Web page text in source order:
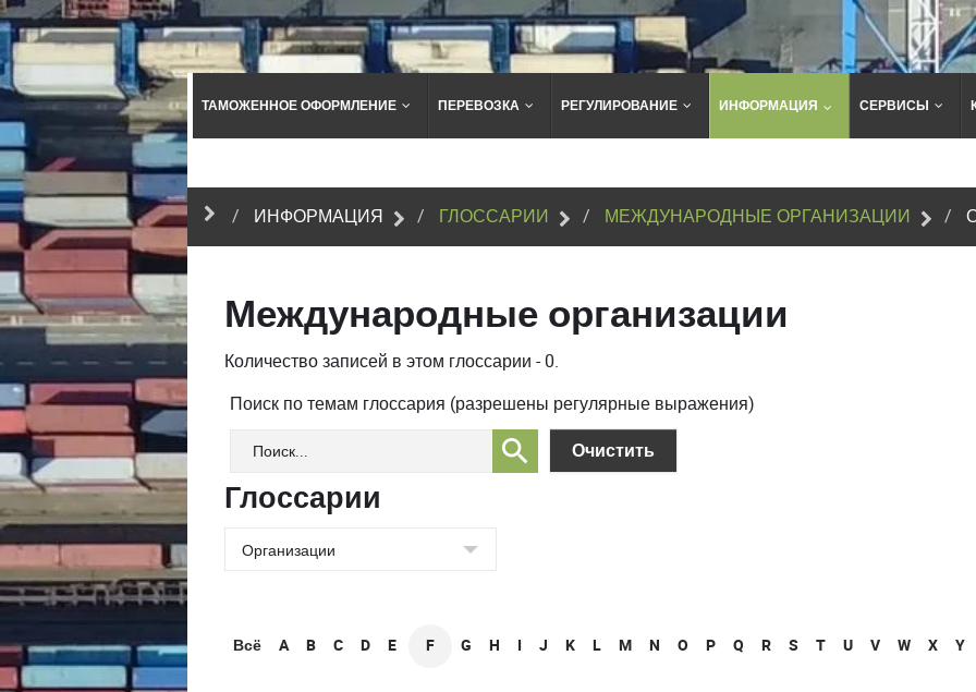
ТАМОЖЕННОЕ ОФОРМЛЕНИЕ ПЕРЕВОЗКА РЕГУЛИРОВАНИЕ ИНФОРМАЦИЯ СЕРВИСЫ
сайту
ИНФОРМАЦИЯ ГЛОССАРИИ МЕЖДУНАРОДНЫЕ ОРГАНИЗАЦИИ
Международные организации
Количество записей в этом глоссарии - 0.
Поиск по темам глоссария (разрешены регулярные выражения)
Глоссарии
Всё A B C D E F G H I J K L M N O P Q R S T U V W X Y